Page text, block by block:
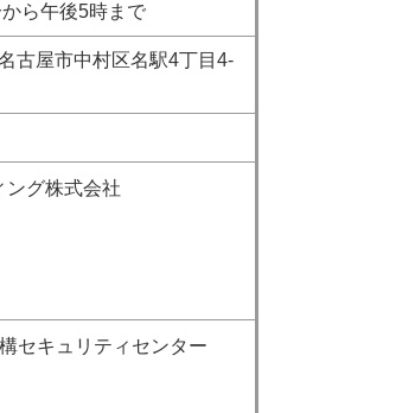
ら午後5時まで
屋市中村区名駅4丁目4-
ング株式会社
セキュリティセンター